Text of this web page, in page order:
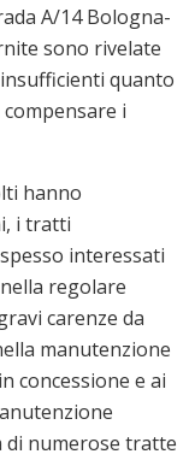
A/14 Bologna-
sono rivelate
quanto
i
hanno
i tratti
interessati
regolare
carenze da
manutenzione
concessione e ai
di numerose tratte